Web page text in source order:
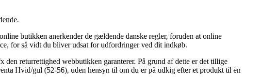
butikken anerkender de gældende danske regler, foruden at online
for så vidt du bliver udsat for udfordringer ved dit indkøb.
returrettighed webbutikken garanterer. På grund af dette er det tillige
Hvid/gul (52-56), uden hensyn til om du er på udkig efter et produkt til en